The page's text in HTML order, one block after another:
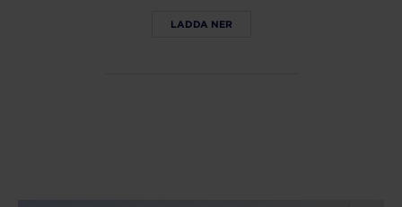
LADDA NER